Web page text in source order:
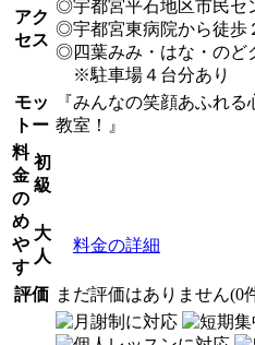
アク
セス
◎宇都宮平石地区市民セ
◎宇都宮東病院から徒歩
◎四葉みみ・はな・のど
※駐車場４台分あり
モッ
トー
『みんなの笑顔あふれ
教室！』
料
金
の
め
や
す
初
級
大
人
料金の詳細
評価 まだ評価はありません(0